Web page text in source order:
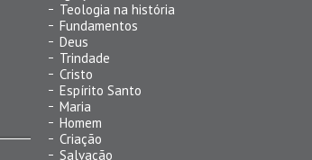
Teologia na história
Fundamentos
Deus
Trindade
Cristo
Espírito Santo
Maria
Homem
Criação
Salvação